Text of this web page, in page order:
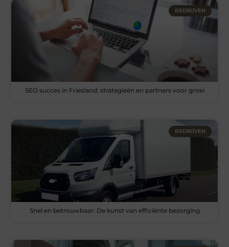
BEDRIJVEN
SEO succes in Friesland: strategieën en partners voor groei
BEDRIJVEN
Snel en betrouwbaar: De kunst van efficiënte bezorging